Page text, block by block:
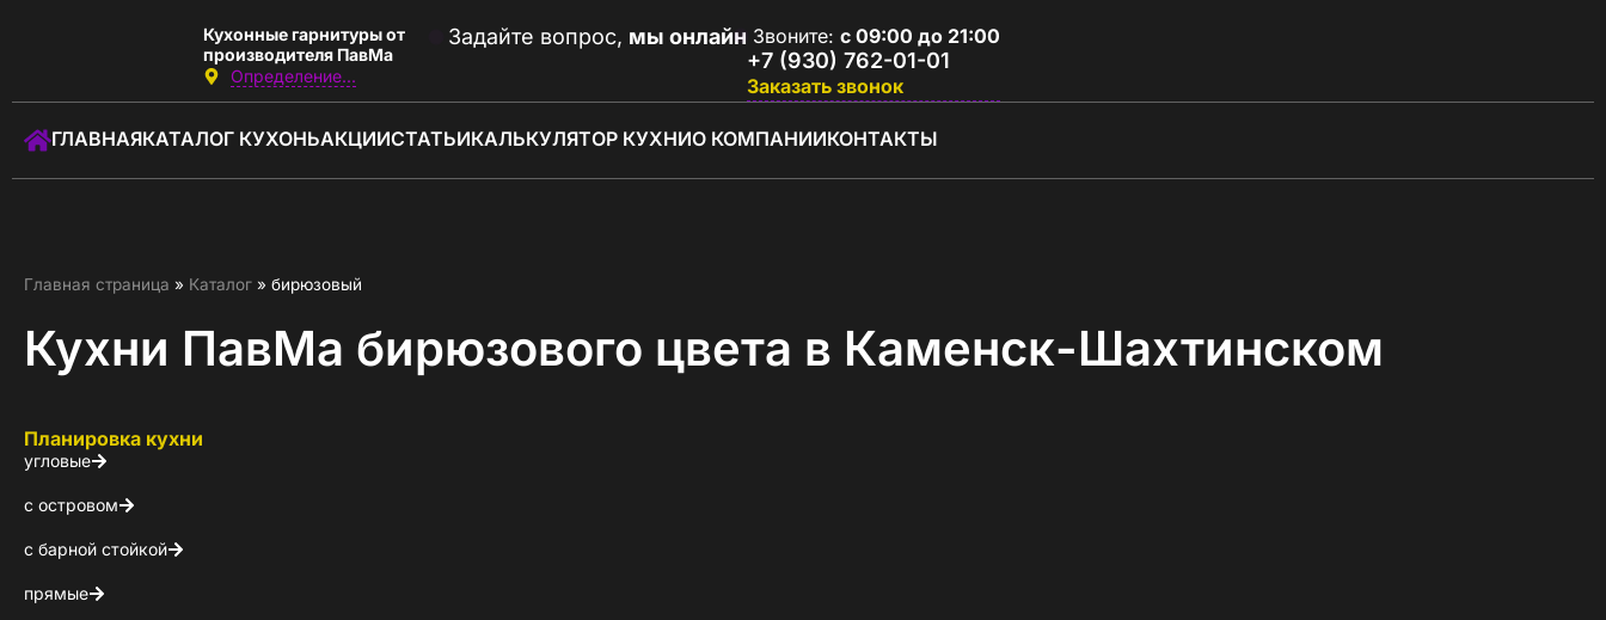
Кухонные гарнитуры от
производителя ПавМа
Определение...
Задайте вопрос, мы онлайн Звоните: с 09:00 до 21:00
+7 (930) 762-01-01
Заказать звонок
ГЛАВНАЯКАТАЛОГ КУХОНЬАКЦИИСТАТЬИКАЛЬКУЛЯТОР КУХНИО КОМПАНИИКОНТАКТЫ
Главная страница » Каталог » бирюзовый
Кухни ПавМа бирюзового цвета в Каменск-Шахтинском
Планировка кухни
угловые
с островом
с барной стойкой
прямые
Звоните:с 09:00 до 18:00
КАЛЬКУЛЯТОР КУХНИ
АКЦИИ
О КОМПАНИИ